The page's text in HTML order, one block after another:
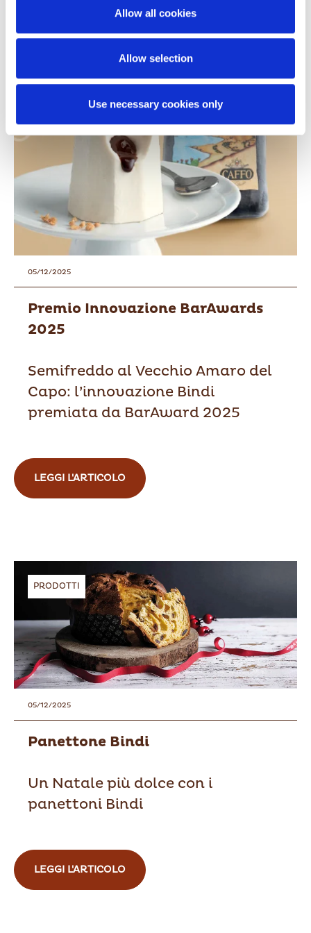
your navigation without clicking the buttons below, your
browsingexperience will be restricted to necessary
authorization to store and access cookies on your
device.
For further details please click on “ShowDetails” and
specificinstructions on adjusting your cookie preferences
and denying consent for theirinstallation.
Allow all cookies
Allow selection
Use necessary cookies only
05/12/2025
Premio Innovazione BarAwards
2025
Semifreddo al Vecchio Amaro del
Capo: l’innovazione Bindi
premiata da BarAward 2025
LEGGI L'ARTICOLO
PRODOTTI
05/12/2025
Panettone Bindi
Un Natale più dolce con i
panettoni Bindi
LEGGI L'ARTICOLO